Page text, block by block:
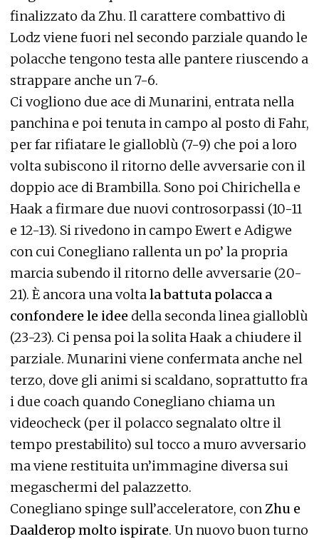
finalizzato da Zhu. Il carattere combattivo di
Lodz viene fuori nel secondo parziale quando le
polacche tengono testa alle pantere riuscendo a
strappare anche un 7-6.
Ci vogliono due ace di Munarini, entrata nella
panchina e poi tenuta in campo al posto di Fahr,
per far rifiatare le gialloblù (7-9) che poi a loro
volta subiscono il ritorno delle avversarie con il
doppio ace di Brambilla. Sono poi Chirichella e
Haak a firmare due nuovi controsorpassi (10-11
e 12-13). Si rivedono in campo Ewert e Adigwe
con cui Conegliano rallenta un po’ la propria
marcia subendo il ritorno delle avversarie (20-
21). È ancora una voltala battuta polacca a
confondere le idee della seconda linea gialloblù
(23-23). Ci pensa poi la solita Haak a chiudere il
parziale. Munarini viene confermata anche nel
terzo, dove gli animi si scaldano, soprattutto fra
i due coach quando Conegliano chiama un
videocheck (per il polacco segnalato oltre il
tempo prestabilito) sul tocco a muro avversario
ma viene restituita un’immagine diversa sui
megaschermi del palazzetto.
Conegliano spinge sull’acceleratore, conZhu e
Daalderop molto ispirate. Un nuovo buon turno